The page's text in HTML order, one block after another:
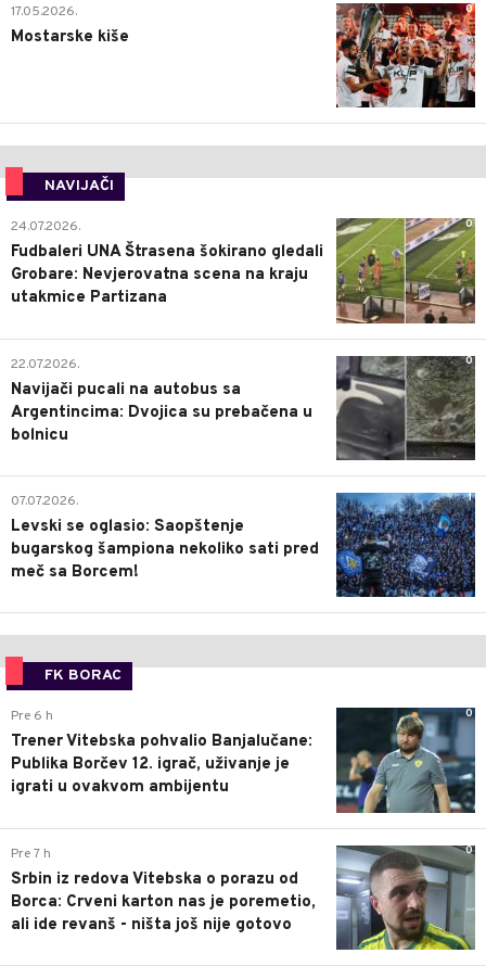
0
17.05.2026.
Mostarske kiše
NAVIJAČI
0
24.07.2026.
Fudbaleri UNA Štrasena šokirano gledali
Grobare: Nevjerovatna scena na kraju
utakmice Partizana
0
22.07.2026.
Navijači pucali na autobus sa
Argentincima: Dvojica su prebačena u
bolnicu
1
07.07.2026.
Levski se oglasio: Saopštenje
bugarskog šampiona nekoliko sati pred
meč sa Borcem!
FK BORAC
0
Pre 6 h
Trener Vitebska pohvalio Banjalučane:
Publika Borčev 12. igrač, uživanje je
igrati u ovakvom ambijentu
0
Pre 7 h
Srbin iz redova Vitebska o porazu od
Borca: Crveni karton nas je poremetio,
ali ide revanš - ništa još nije gotovo